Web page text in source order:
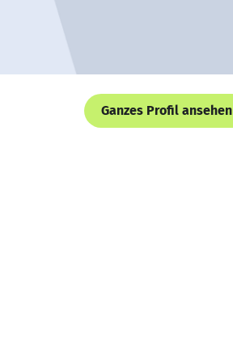
Ganzes Profil ansehen